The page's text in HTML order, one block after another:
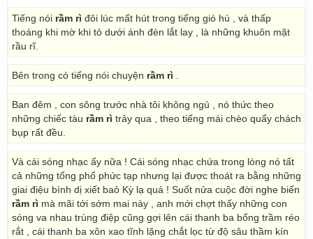
Tiếng nói rầm rì đôi lúc mất hút trong tiếng gió hú , và thấp
thoáng khi mờ khi tỏ dưới ánh đèn lắt lay , là những khuôn mặt
rầu rĩ.
Bên trong có tiếng nói chuyện rầm rì
Ban đêm , con sông trước nhà tôi không ngủ , nó thức theo
những chiếc tàu rầm rì trảy qua , theo tiếng mái chèo quẩy chách
bụp rất đều.
Và cái sóng nhạc ấy nữa ! Cái sóng nhạc chứa trong lòng nó tất
cả những tổng phổ phức tạp nhưng lại được thoát ra bằng những
giai điệu bình dị xiết baỏ Kỳ lạ quá ! Suốt nửa cuộc đời nghe biển
rầm rì mà mãi tới sớm mai này , anh mới chợt thấy những con
sóng va nhau trùng điệp cũng gợi lên cái thanh ba bổng trầm réo
rắt , cái thanh ba xôn xao tĩnh lặng chắt lọc từ độ sâu thầm kín